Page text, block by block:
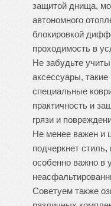
защитой днища,
автономного
блокировкой
проходимость в
Не забудьте
аксессуары,
специальные
практичность и
грязи и
Не менее важен и
подчеркнет стиль,
особенно важно в
Советуем также